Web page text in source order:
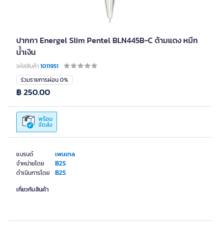
ปากกา Energel Slim Pentel BLN445B-C ด้ามแดง หมึก
น้ำเงิน
รหัสสินค้า1011951
แบรนด์ เพนเทล
จำหน่ายโดย B2S
ดำเนินการโดย B2S
ร่วมรายการผ่อน 0%
พร้อม
จัดส่ง
฿ 250.00
เกี่ยวกับสินค้า